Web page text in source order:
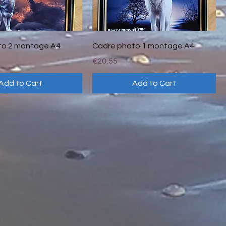
Quick View
2 montage A4
to Cart
Quick View
Cadre photo 1 montage A4
Price
€20,55
Add to Cart